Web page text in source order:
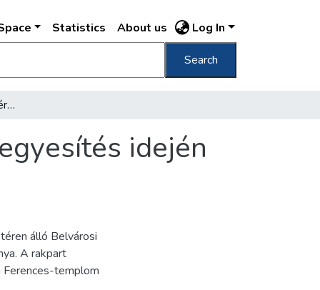
Statistics About us Log In
Search
[A főváros látképe a Gellérthegyről a városegyesítés idején 5.]
idején
álló Belvárosi
A rakpart
Ferences-templom